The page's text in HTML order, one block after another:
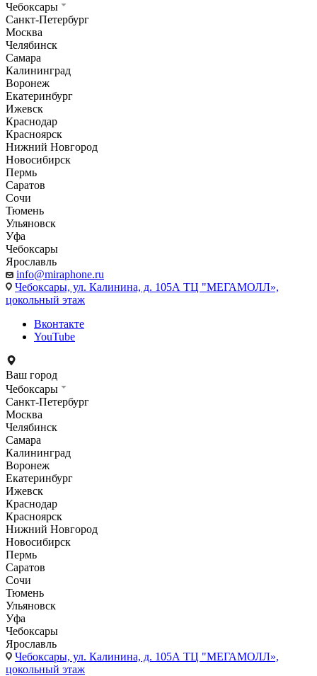
Чебоксары
Санкт-Петербург
Москва
Челябинск
Самара
Калининград
Воронеж
Екатеринбург
Ижевск
Краснодар
Красноярск
Нижний Новгород
Новосибирск
Пермь
Саратов
Сочи
Тюмень
Ульяновск
Уфа
Чебоксары
Ярославль
info@miraphone.ru
Чебоксары, ул. Калинина, д. 105А ТЦ "МЕГАМОЛЛ»,
цокольный этаж
Вконтакте
YouTube
Ваш город
Чебоксары
Санкт-Петербург
Москва
Челябинск
Самара
Калининград
Воронеж
Екатеринбург
Ижевск
Краснодар
Красноярск
Нижний Новгород
Новосибирск
Пермь
Саратов
Сочи
Тюмень
Ульяновск
Уфа
Чебоксары
Ярославль
Чебоксары, ул. Калинина, д. 105А ТЦ "МЕГАМОЛЛ»,
цокольный этаж